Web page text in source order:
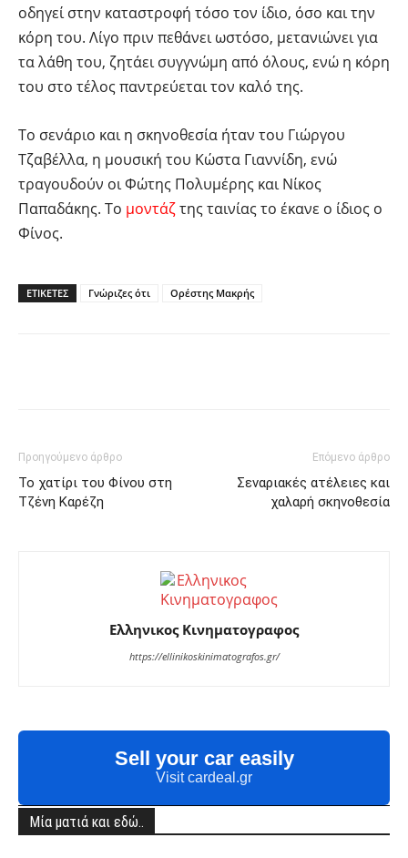
οδηγεί στην καταστροφή τόσο τον ίδιο, όσο και την
κόρη του. Λίγο πριν πεθάνει ωστόσο, μετανιώνει για
τα λάθη του, ζητάει συγγνώμη από όλους, ενώ η κόρη
του στο τέλος παντρεύεται τον καλό της.
Το σενάριο και η σκηνοθεσία ήταν του Γιώργου
Τζαβέλλα, η μουσική του Κώστα Γιαννίδη, ενώ
τραγουδούν οι Φώτης Πολυμέρης και Νίκος
Παπαδάκης. Το μοντάζτης ταινίας το έκανε ο ίδιος ο
Φίνος.
ΕΤΙΚΕΤΕΣ Γνώριζες ότι Ορέστης Μακρής
Προηγούμενο άρθρο
Το χατίρι του Φίνου στη
Τζένη Καρέζη
Επόμενο άρθρο
Σεναριακές ατέλειες και
χαλαρή σκηνοθεσία
Ελληνικος Κινηματογραφος
https://ellinikoskinimatografos.gr/
Sell your car easily
Visit cardeal.gr
Μία ματιά και εδώ..